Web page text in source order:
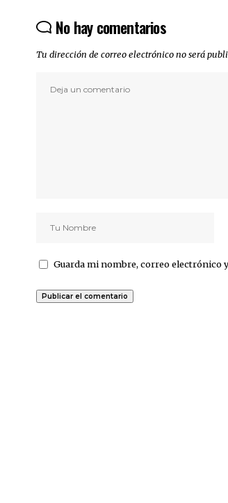
No hay comentarios
Tu dirección de correo electrónico no será
Guarda mi nombre, correo electrónico